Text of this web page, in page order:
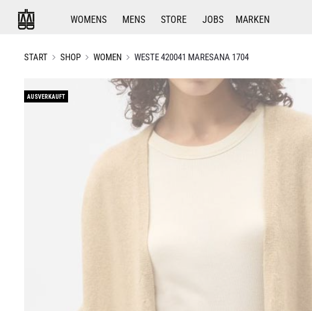
WOMENS MENS STORE JOBS MARKEN
START SHOP WOMEN WESTE 420041 MARESANA 1704
AUSVERKAUFT